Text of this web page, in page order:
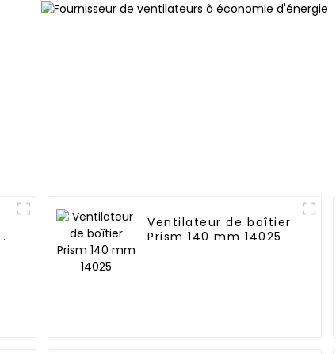
Ventilateur de boîtier
Prism 140 mm 14025